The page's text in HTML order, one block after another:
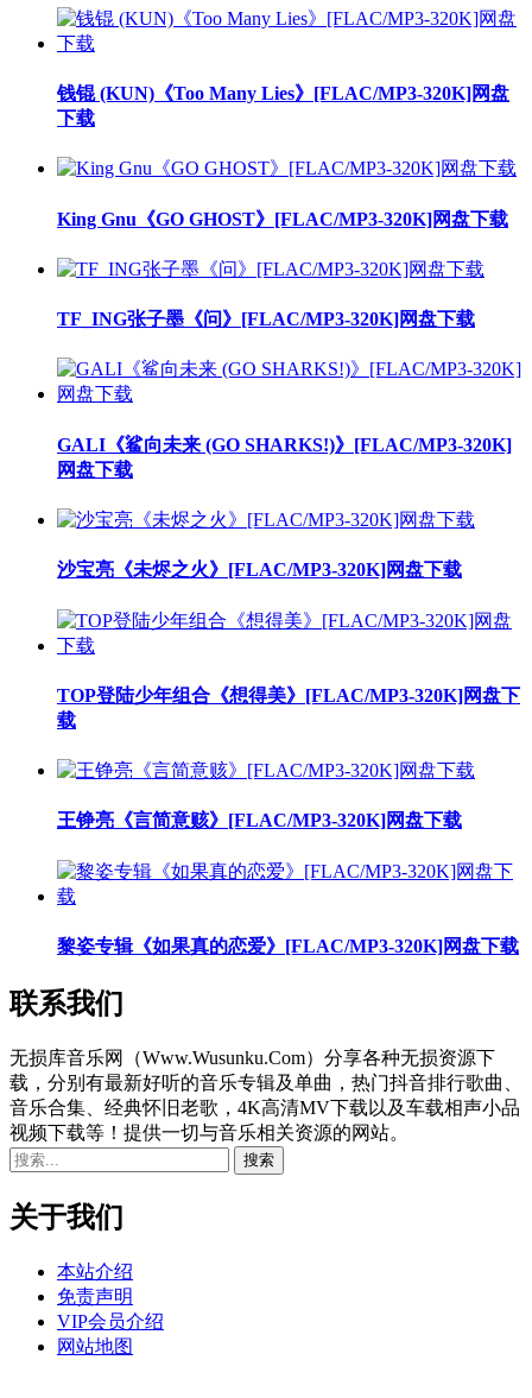
钱锟 (KUN)《Too Many Lies》[FLAC/MP3-320K]网盘
下载
King Gnu《GO GHOST》[FLAC/MP3-320K]网盘下载
TF_ING张子墨《问》[FLAC/MP3-320K]网盘下载
GALI《鲨向未来 (GO SHARKS!)》[FLAC/MP3-320K]
网盘下载
沙宝亮《未烬之火》[FLAC/MP3-320K]网盘下载
TOP登陆少年组合《想得美》[FLAC/MP3-320K]网盘下
载
王铮亮《言简意赅》[FLAC/MP3-320K]网盘下载
黎姿专辑《如果真的恋爱》[FLAC/MP3-320K]网盘下载
联系我们
无损库音乐网（Www.Wusunku.Com）分享各种无损资源下
载，分别有最新好听的音乐专辑及单曲，热门抖音排行歌曲、
音乐合集、经典怀旧老歌，4K高清MV下载以及车载相声小品
视频下载等！提供一切与音乐相关资源的网站。
关于我们
本站介绍
免责声明
VIP会员介绍
网站地图